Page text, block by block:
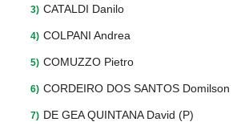
CATALDI Danilo
COLPANI Andrea
COMUZZO Pietro
CORDEIRO DOS SANTOS Domilson
DE GEA QUINTANA David (P)